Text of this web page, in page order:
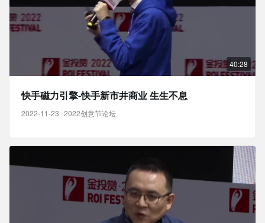
40:28
快手磁力引擎-快手新市井商业 生生不息
2022-11-23 2022创意节论坛